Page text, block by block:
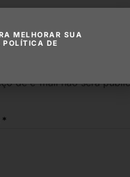
um
de e-mail não será
*
MELHORAR SUA
POLÍTICA DE